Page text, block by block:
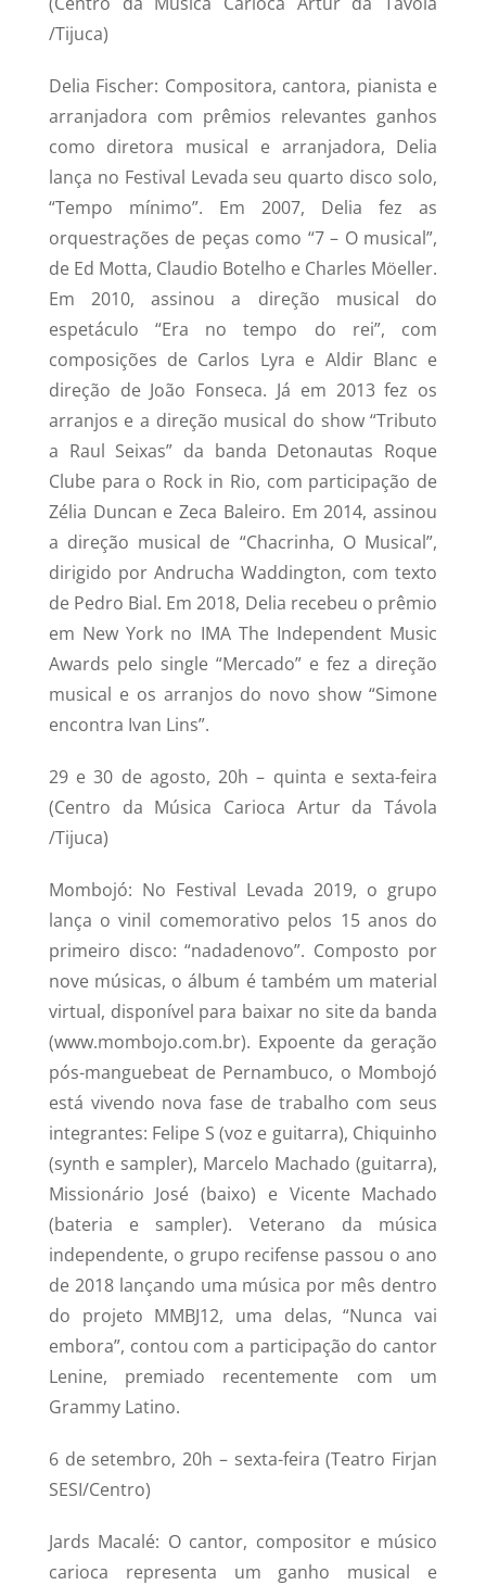
/Tijuca)
Delia Fischer: Compositora, cantora, pianista e
arranjadora com prêmios relevantes ganhos
como diretora musical e arranjadora, Delia
lança no Festival Levada seu quarto disco solo,
“Tempo mínimo”. Em 2007, Delia fez as
orquestrações de peças como “7 – O musical”,
de Ed Motta, Claudio Botelho e Charles Möeller.
Em 2010, assinou a direção musical do
espetáculo “Era no tempo do rei”, com
composições de Carlos Lyra e Aldir Blanc e
direção de João Fonseca. Já em 2013 fez os
arranjos e a direção musical do show “Tributo
a Raul Seixas” da banda Detonautas Roque
Clube para o Rock in Rio, com participação de
Zélia Duncan e Zeca Baleiro. Em 2014, assinou
a direção musical de “Chacrinha, O Musical”,
dirigido por Andrucha Waddington, com texto
de Pedro Bial. Em 2018, Delia recebeu o prêmio
em New York no IMA The Independent Music
Awards pelo single “Mercado” e fez a direção
musical e os arranjos do novo show “Simone
encontra Ivan Lins”.
29 e 30 de agosto, 20h – quinta e sexta-feira
(Centro da Música Carioca Artur da Távola
/Tijuca)
Mombojó: No Festival Levada 2019, o grupo
lança o vinil comemorativo pelos 15 anos do
primeiro disco: “nadadenovo”. Composto por
nove músicas, o álbum é também um material
virtual, disponível para baixar no site da banda
(www.mombojo.com.br). Expoente da geração
pós-manguebeat de Pernambuco, o Mombojó
está vivendo nova fase de trabalho com seus
integrantes: Felipe S (voz e guitarra), Chiquinho
(synth e sampler), Marcelo Machado (guitarra),
Missionário José (baixo) e Vicente Machado
(bateria e sampler). Veterano da música
independente, o grupo recifense passou o ano
de 2018 lançando uma música por mês dentro
do projeto MMBJ12, uma delas, “Nunca vai
embora”, contou com a participação do cantor
Lenine, premiado recentemente com um
Grammy Latino.
6 de setembro, 20h – sexta-feira (Teatro Firjan
SESI/Centro)
Jards Macalé: O cantor, compositor e músico
carioca representa um ganho musical e